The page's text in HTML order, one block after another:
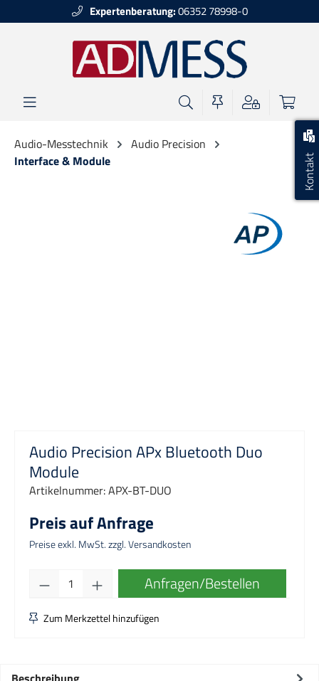
Kontakt
Expertenberatung:06352 78998-0
Audio-Messtechnik
Audio Precision
Interface & Module
Audio Precision APx Bluetooth Duo
Module
Artikelnummer:APX-BT-DUO
Preis auf Anfrage
Preise exkl. MwSt. zzgl. Versandkosten
Produkt Anzahl: Gib den gewünschten
Anfragen/Bestellen
Zum Merkzettel hinzufügen